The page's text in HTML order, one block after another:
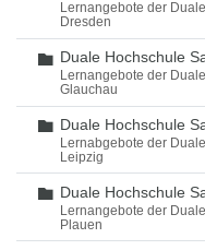
Lernangebote der
Dresden
Ordner
Duale Hochschule
Lernangebote der
Glauchau
Ordner
Duale Hochschule
Lernabgebote der
Leipzig
Ordner
Duale Hochschule
Lernangebote der
Plauen